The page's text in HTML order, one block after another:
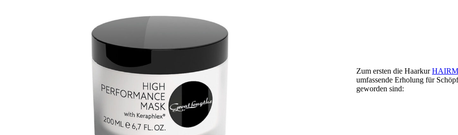
Zum ersten die Haarkur
umfassende Erholung für
geworden sind: